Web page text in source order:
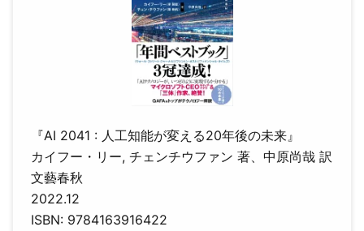
『AI 2041 : 人工知能が変える20年後の未来』
カイフー・リー, チェンチウファン 著、中原尚哉 訳
文藝春秋
2022.12
ISBN: 9784163916422